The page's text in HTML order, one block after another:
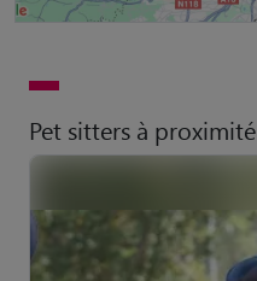
Pet sitters à proximité